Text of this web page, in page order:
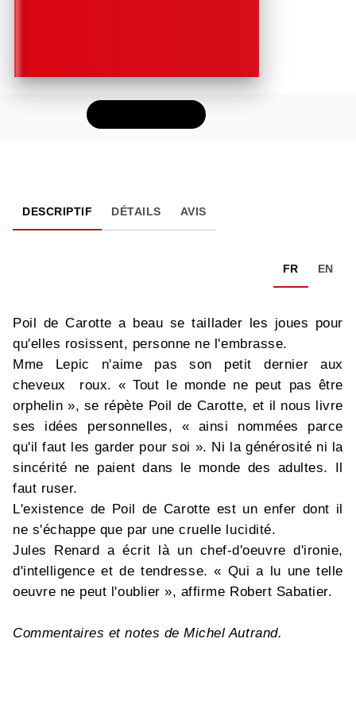
DESCRIPTIF DÉTAILS AVIS
FR EN
Poil de Carotte a beau se taillader les joues pour
qu'elles rosissent, personne ne l'embrasse.
Mme Lepic n'aime pas son petit dernier aux
cheveux roux. « Tout le monde ne peut pas être
orphelin », se répète Poil de Carotte, et il nous livre
ses idées personnelles, « ainsi nommées parce
qu'il faut les garder pour soi ». Ni la générosité ni la
sincérité ne paient dans le monde des adultes. Il
faut ruser.
L'existence de Poil de Carotte est un enfer dont il
ne s'échappe que par une cruelle lucidité.
Jules Renard a écrit là un chef-d'oeuvre d'ironie,
d'intelligence et de tendresse. « Qui a lu une telle
oeuvre ne peut l'oublier », affirme Robert Sabatier.
Commentaires et notes de Michel Autrand.